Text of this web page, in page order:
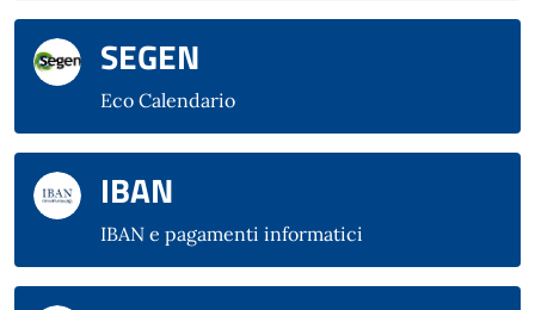
SEGEN
Eco Calendario
IBAN
IBAN e pagamenti informatici